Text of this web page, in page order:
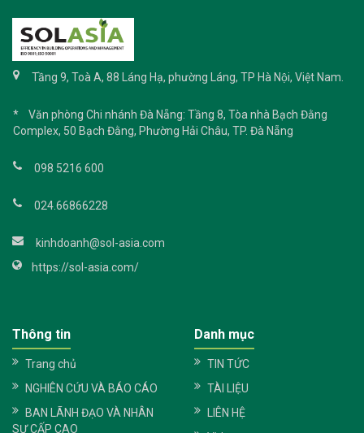
Tầng 9, Toà A, 88 Láng Hạ, phường Láng, TP Hà Nội, Việt Nam.
* Văn phòng Chi nhánh Đà Nẵng: Tầng 8, Tòa nhà Bạch Đằng
Complex, 50 Bạch Đằng, Phường Hải Châu, TP. Đà Nẵng
098 5216 600
024.66866228
kinhdoanh@sol-asia.com
https://sol-asia.com/
Thông tin
Trang chủ
NGHIÊN CỨU VÀ BÁO CÁO
BAN LÃNH ĐẠO VÀ NHÂN
SỰ CẤP CAO
Danh mục
TIN TỨC
TÀI LIỆU
LIÊN HỆ